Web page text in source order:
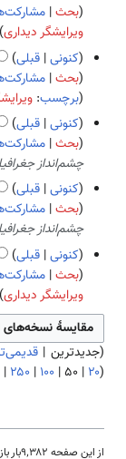
ا
ی
ش
و
ی
ر
ا
ی
ش
ا
ص
ۀ
و
ی
ر
ا
ی
ش
و
ن
ل
ا
ص
ۀ
و
ی
ر
ا
ی
ش
بحث
ب
د
و
ن
ل
ا
ص
ۀ
و
ی
ر
ا
ی
ش
ویرایشگر دیداری
کنونی قبلی
بحث
برچسب:
کنونی قبلی
بحث
چشم‌انداز
کنونی قبلی
بحث
چشم‌انداز
کنونی قبلی
بحث
ب
د
و
ن
خ
ص
ۀ
ویرایشگر دیداری
(جدیدترین|
(۲۰ | ۵۰| ۱۰۰ | ۲۵۰ |
از این صفحه ۹٬۳۸۲بار بازدید شده است.